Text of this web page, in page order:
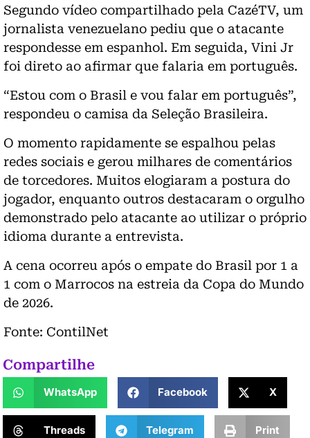
Segundo vídeo compartilhado pela CazéTV, um
jornalista venezuelano pediu que o atacante
respondesse em espanhol. Em seguida, Vini Jr
foi direto ao afirmar que falaria em português.
“Estou com o Brasil e vou falar em português”,
respondeu o camisa da Seleção Brasileira.
O momento rapidamente se espalhou pelas
redes sociais e gerou milhares de comentários
de torcedores. Muitos elogiaram a postura do
jogador, enquanto outros destacaram o orgulho
demonstrado pelo atacante ao utilizar o próprio
idioma durante a entrevista.
A cena ocorreu após o empate do Brasil por 1 a
1 com o Marrocos na estreia da Copa do Mundo
de 2026.
Fonte: ContilNet
Compartilhe
WhatsApp Facebook X
Threads Telegram Print